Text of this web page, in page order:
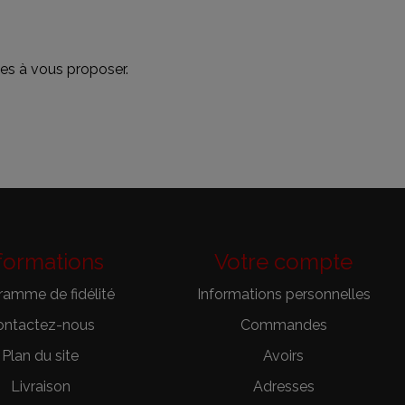
à vous proposer.
de fidélité
nous
Plan du site
Livraison
Votre compte
Informations personnelles
Commandes
Avoirs
Adresses